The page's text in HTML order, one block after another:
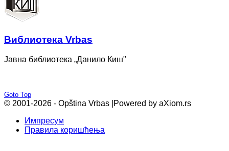
Bиблиотека Vrbas
Јавна библиотека „Данило Киш"
Goto Top
© 2001-2026 - Opština Vrbas | Powered by aXiom.rs
Импресум
Правила коришћења